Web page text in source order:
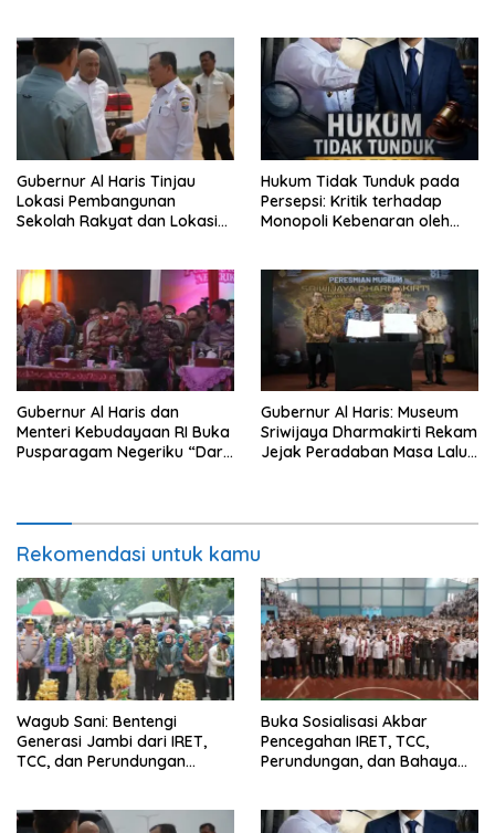
bisa jaga diri, 60% masa
depan sudah ada di tangan”
Gubernur Al Haris Tinjau
Lokasi Pembangunan
Sekolah Rakyat dan Lokasi
Hukum Tidak Tunduk pada
Persepsi: Kritik terhadap
Monopoli Kebenaran oleh
Gubernur Al Haris dan
Menteri Kebudayaan RI Buka
Pusparagam Negeriku “Dari
Gubernur Al Haris: Museum
Sriwijaya Dharmakirti Rekam
Jejak Peradaban Masa Lalu
Rekomendasi untuk kamu
Wagub Sani: Bentengi
Generasi Jambi dari IRET,
TCC, dan Perundungan
Buka Sosialisasi Akbar
Pencegahan IRET, TCC,
Perundungan, dan Bahaya
bisa jaga diri, 60% masa